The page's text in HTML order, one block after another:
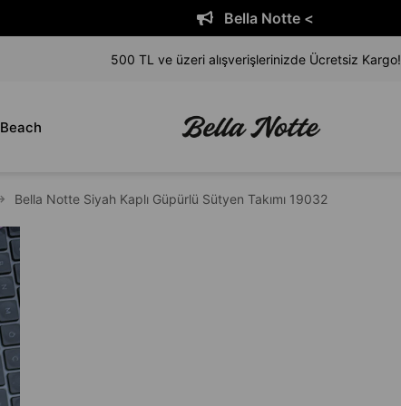
Bella Notte <
500 TL ve üzeri alışverişlerinizde Ücretsiz Kargo!
Beach
Bella Notte Siyah Kaplı Güpürlü Sütyen Takımı 19032